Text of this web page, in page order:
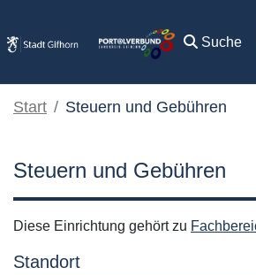
Suche
Start Steuern und Gebühren
Steuern und Gebühren
Diese Einrichtung gehört zu
Standort